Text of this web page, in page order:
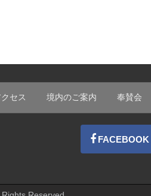
セス 境内のご案内 奉賛会